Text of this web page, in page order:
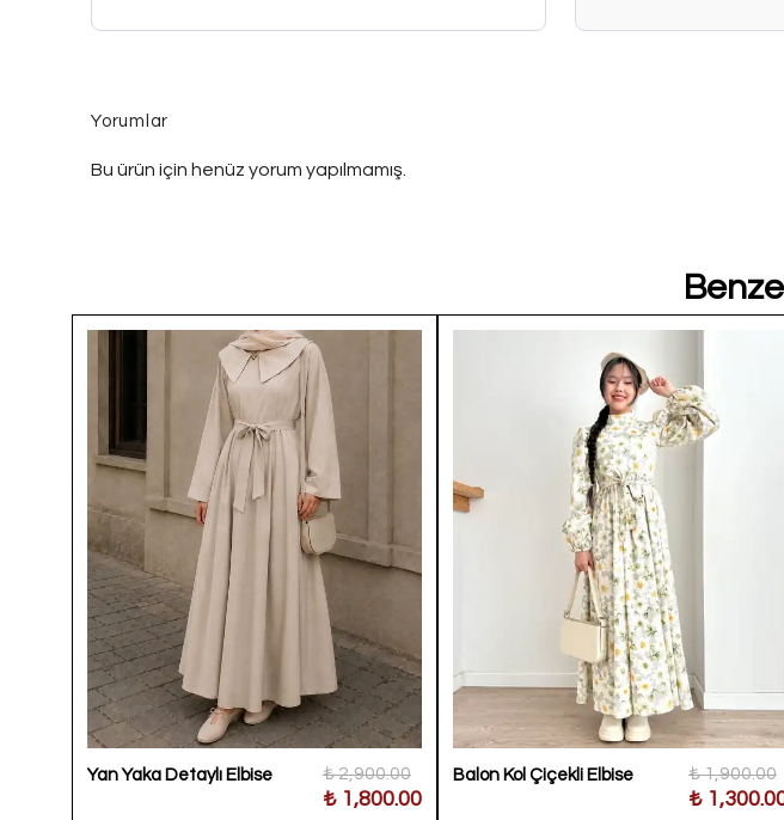
Yorumlar
Bu ürün için henüz yorum yapılmamış.
Yan Yaka Detaylı Elbise ₺ 2,900.00
₺ 1,800.00
Balon Kol Çiçekli Elbise ₺ 1,900.00
₺